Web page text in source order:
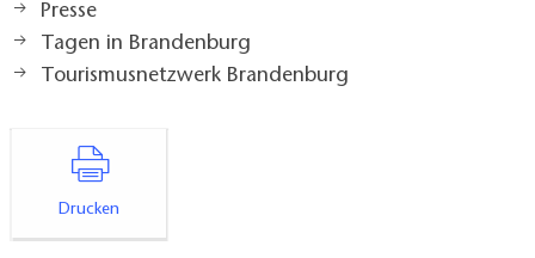
Presse
Tagen in Brandenburg
Tourismusnetzwerk Brandenburg
Drucken